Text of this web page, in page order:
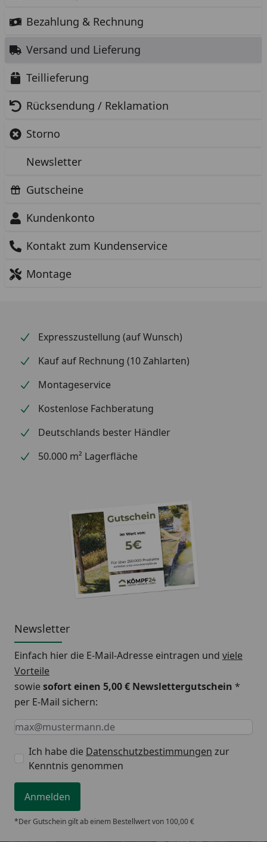
Bezahlung & Rechnung
Versand und Lieferung
Teillieferung
Rücksendung / Reklamation
Storno
Newsletter
Gutscheine
Kundenkonto
Kontakt zum Kundenservice
Montage
Expresszustellung (auf Wunsch)
Kauf auf Rechnung (10 Zahlarten)
Montageservice
Kostenlose Fachberatung
Deutschlands bester Händler
50.000 m² Lagerfläche
Newsletter
Einfach hier die E-Mail-Adresse eintragen und viele
Vorteile
sowiesofort einen 5,00 € Newslettergutschein *
per E-Mail sichern:
Keine Eingabe erforderlich
Eingabe erforderlich
E-Mail *
Ich habe die Datenschutzbestimmungen zur
Kenntnis genommen
Anmelden
*Der Gutschein gilt ab einem Bestellwert von 100,00 €